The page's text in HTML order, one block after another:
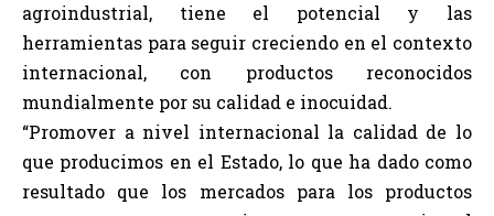
agroindustrial, tiene el potencial y las
herramientas para seguir creciendo en el contexto
internacional, con productos reconocidos
mundialmente por su calidad e inocuidad.
“Promover a nivel internacional la calidad de lo
que producimos en el Estado, lo que ha dado como
resultado que los mercados para los productos